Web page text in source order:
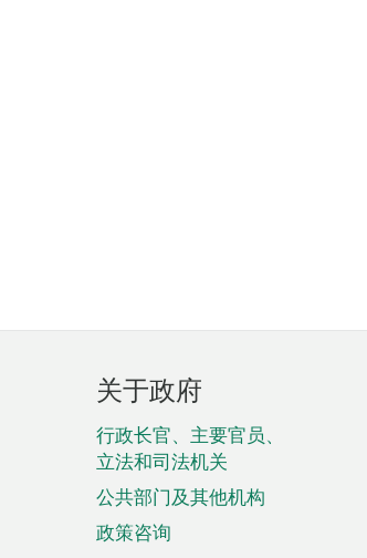
页
脚
菜
单
关于政府
行政长官、主要官员、
立法和司法机关
公共部门及其他机构
政策咨询